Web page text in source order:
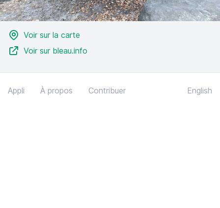
Voir sur la carte
Voir sur bleau.info
Appli À propos Contribuer English